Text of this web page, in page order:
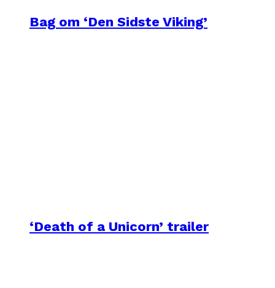
Bag om ‘Den Sidste Viking’
‘Death of a Unicorn’ trailer